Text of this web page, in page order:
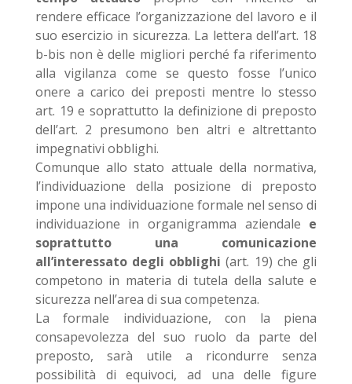
rendere efficace l’organizzazione del lavoro e il
suo esercizio in sicurezza. La lettera dell’art. 18
b-bis non è delle migliori perché fa riferimento
alla vigilanza come se questo fosse l’unico
onere a carico dei preposti mentre lo stesso
art. 19 e soprattutto la definizione di preposto
dell’art. 2 presumono ben altri e altrettanto
impegnativi obblighi.
Comunque allo stato attuale della normativa,
l’individuazione della posizione di preposto
impone una individuazione formale nel senso di
individuazione in organigramma aziendale e
soprattutto una comunicazione
all’interessato degli obblighi (art. 19) che gli
competono in materia di tutela della salute e
sicurezza nell’area di sua competenza.
La formale individuazione, con la piena
consapevolezza del suo ruolo da parte del
preposto, sarà utile a ricondurre senza
possibilità di equivoci, ad una delle figure